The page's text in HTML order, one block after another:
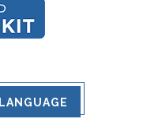
LANGUAGE